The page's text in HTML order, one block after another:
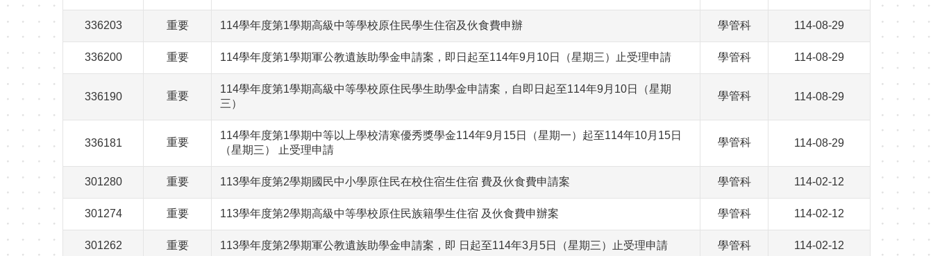
336203 重要 114學年度第1學期高級中等學校原住民學生住宿及伙食費申辦 學管科 114-08-29
336200 重要 114學年度第1學期軍公教遺族助學金申請案，即日起至114年9月10日（星期三）止受理申請 學管科 114-08-29
336190 重要
114學年度第1學期高級中等學校原住民學生助學金申請案，自即日起至114年9月10日（星期
三）
學管科 114-08-29
336181 重要
114學年度第1學期中等以上學校清寒優秀獎學金114年9月15日（星期一）起至114年10月15日
（星期三） 止受理申請
學管科 114-08-29
301280 重要 113學年度第2學期國民中小學原住民在校住宿生住宿 費及伙食費申請案 學管科 114-02-12
301274 重要 113學年度第2學期高級中等學校原住民族籍學生住宿 及伙食費申辦案 學管科 114-02-12
301262 重要 113學年度第2學期軍公教遺族助學金申請案，即 日起至114年3月5日（星期三）止受理申請 學管科 114-02-12